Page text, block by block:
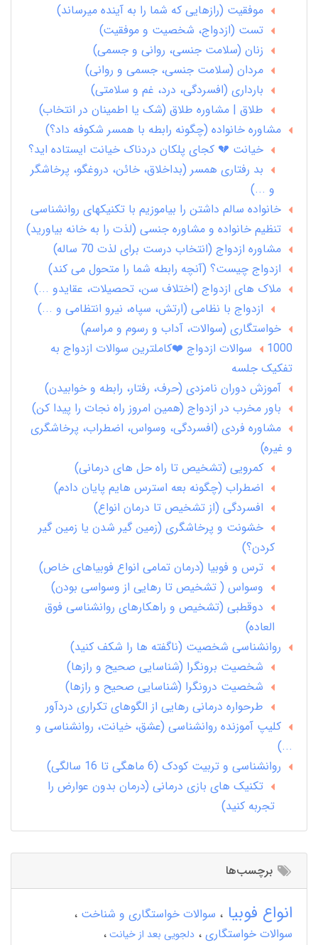
موفقیت (رازهایی که شما را به آینده میرساند)
تست (ازدواج، شخصیت و موفقیت)
زنان (سلامت جنسی، روانی و جسمی)
مردان (سلامت جنسی، جسمی و روانی)
بارداری (افسردگی، درد، غم و سلامتی)
طلاق | مشاوره طلاق (شک یا اطمینان در انتخاب)
مشاوره خانواده (چگونه رابطه با همسر شکوفه داد؟)
خیانت 💔 کجای پلکان دردناک خیانت ایستاده اید؟
بد رفتاری همسر (بداخلاق، خائن، دروغگو، پرخاشگر
و ...)
خانواده سالم داشتن را بیاموزیم با تکنیکهای روانشناسی
تنظیم خانواده و مشاوره جنسی (لذت را به خانه بیاورید)
مشاوره ازدواج (انتخاب درست برای لذت 70 ساله)
ازدواج چیست؟ (آنچه رابطه شما را متحول می کند)
ملاک های ازدواج (اختلاف سن، تحصیلات، عقایدو ...)
ازدواج با نظامی (ارتش، سپاه، نیرو انتظامی و ...)
خواستگاری (سوالات، آداب و رسوم و مراسم)
1000 سوالات ازدواج ❤️کاملترین سوالات ازدواج به
تفکیک جلسه
آموزش دوران نامزدی (حرف، رفتار، رابطه و خوابیدن)
باور مخرب در ازدواج (همین امروز راه نجات را پیدا کن)
مشاوره فردی (افسردگی، وسواس، اضطراب، پرخاشگری
و غیره)
کمرویی (تشخیص تا راه حل های درمانی)
اضطراب (چگونه بعه استرس هایم پایان دادم)
افسردگی (از تشخیص تا درمان انواع)
خشونت و پرخاشگری (زمین گیر شدن یا زمین گیر
کردن؟)
ترس و فوبیا (درمان تمامی انواع فوبیاهای خاص)
وسواس ( تشخیص تا رهایی از وسواسی بودن)
دوقطبی (تشخیص و راهکارهای روانشناسی فوق
العاده)
روانشناسی شخصیت (ناگفته ها را شکف کنید)
شخصیت برونگرا (شناسایی صحیح و رازها)
شخصیت درونگرا (شناسایی صحیح و رازها)
طرحواره درمانی رهایی از الگوهای تکراری دردآور
کلیپ آموزنده روانشناسی (عشق، خیانت، روانشناسی و
...)
روانشناسی و تربیت کودک (6 ماهگی تا 16 سالگی)
تکنیک های بازی درمانی (درمان بدون عوارض را
تجربه کنید)
برچسب‌ها
انواع فوبیا
سوالات خواستگاری و شناخت
سوالات خواستگاری
دلجویی بعد از خیانت